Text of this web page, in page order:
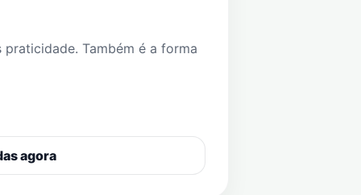
Também é a forma
agora